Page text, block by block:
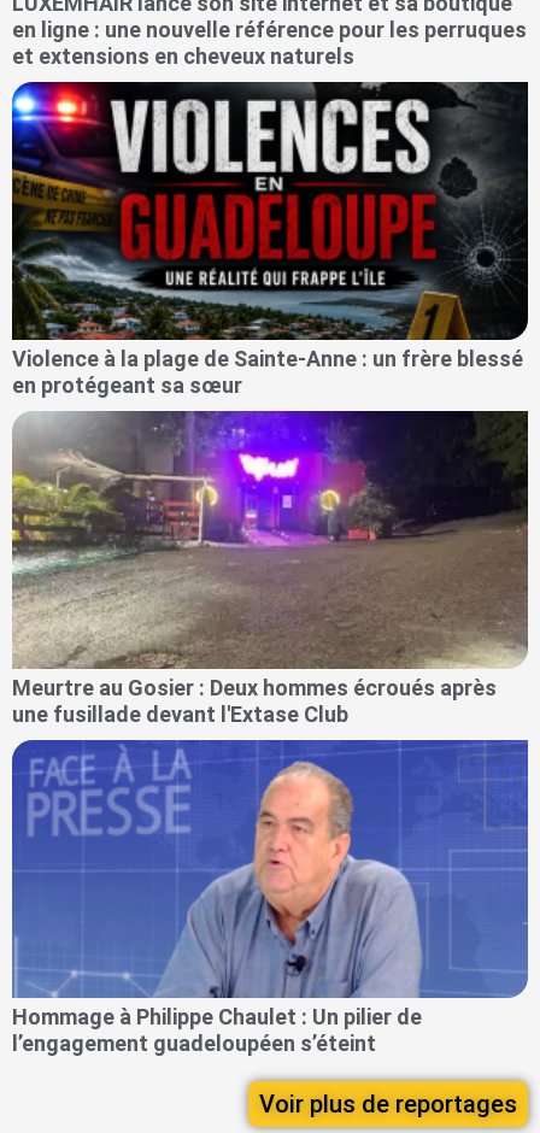
en ligne : une nouvelle référence pour les perruques
et extensions en cheveux naturels
Violence à la plage de Sainte-Anne : un frère blessé
en protégeant sa sœur
Meurtre au Gosier : Deux hommes écroués après
une fusillade devant l'Extase Club
Hommage à Philippe Chaulet : Un pilier de
l’engagement guadeloupéen s’éteint
Voir plus de reportages